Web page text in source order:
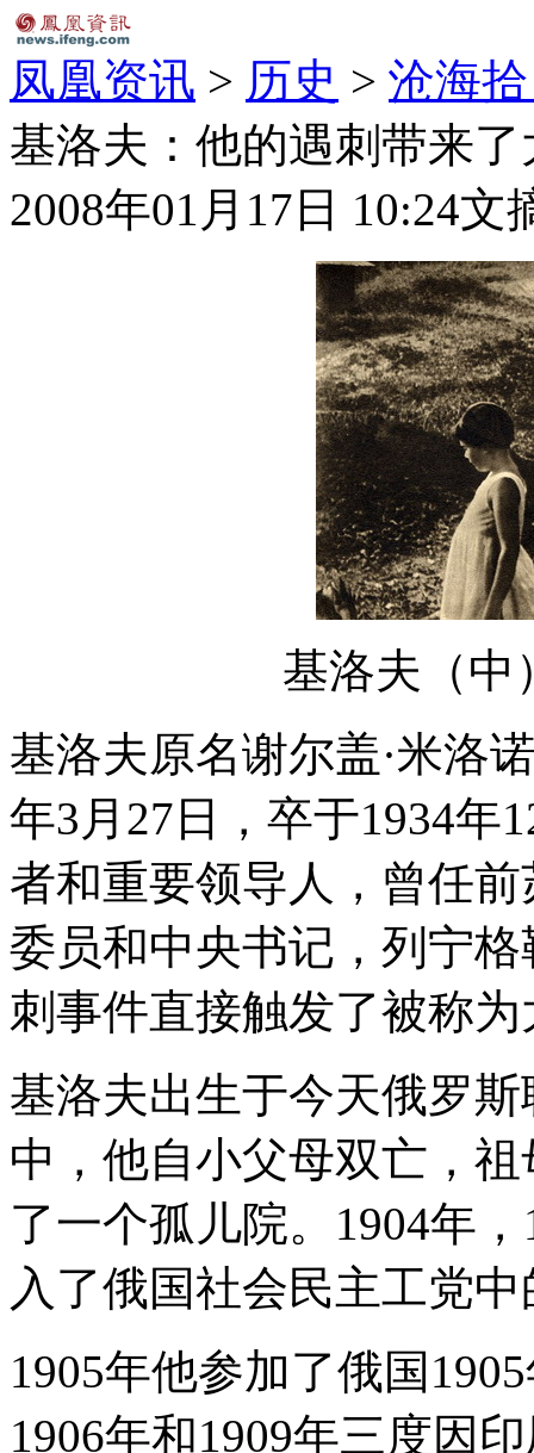
凤凰资讯 > 历史 > 沧海
基洛夫：他的遇刺带来
2008年01月17日 10:24文
基洛夫（中
基洛夫原名谢尔盖·米洛
年3月27日，卒于1934年
者和重要领导人，曾任
委员和中央书记，列宁
刺事件直接触发了被称
基洛夫出生于今天俄罗
中，他自小父母双亡，
了一个孤儿院。1904年
入了俄国社会民主工党
1905年他参加了俄国
1906年和1909年三度因